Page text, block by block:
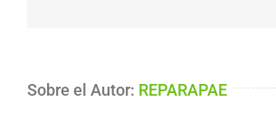
Sobre el Autor: REPARAPAE